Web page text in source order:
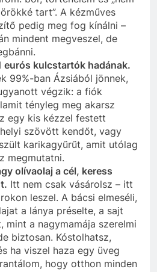
tart”. A kézműves
pedig meg fog kínálni –
mindent megveszel, de
eurós kulcstartók hadának.
99%-ban Ázsiából jönnek,
végzik: a fiók
tényleg meg akarsz
egy kis kézzel festett
szövött kendőt, vagy
karikagyűrűt, amit utólag
megmutatni.
olívaolaj a cél, keress
Itt nem csak vásárolsz – itt
leszel. A bácsi elmeséli,
a lánya préselte, a sajt
mint a nagymamája szerelmi
biztosan. Kóstolhatsz,
ha viszel haza egy üveg
hogy otthon minden